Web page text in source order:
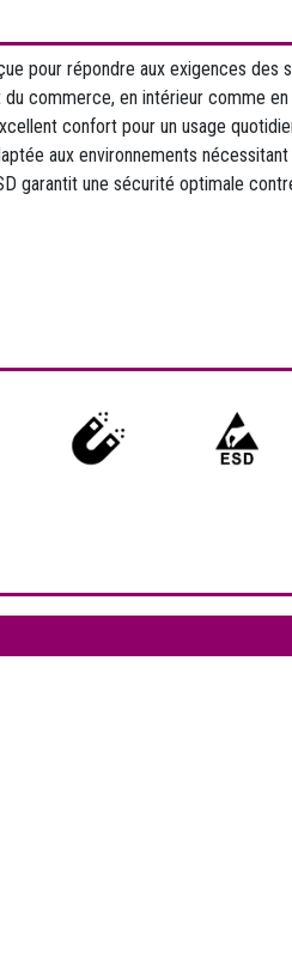
pour répondre aux exigences des
commerce, en intérieur comme en
confort pour un usage
aux environnements
garantit une sécurité optimale